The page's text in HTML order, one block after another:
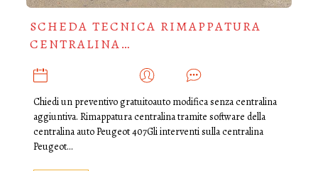
SCHEDA TECNICA RIMAPPATURA
CENTRALINA…
Chiedi un preventivo gratuitoauto modifica senza centralina
aggiuntiva. Rimappatura centralina tramite software della
centralina auto Peugeot 407Gli interventi sulla centralina
Peugeot…